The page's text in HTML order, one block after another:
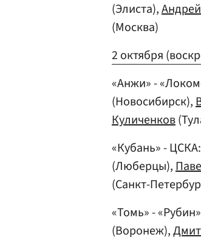
(Элиста),
(Москва)
2 октября
«Анжи» -
(Новосибирск),
Куличенков
«Кубань» -
(Люберцы),
(Санкт-
«Томь» -
(Воронеж),